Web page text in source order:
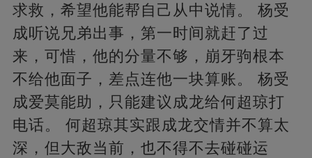
求救，希望他能帮自己从中说情。 杨受
成听说兄弟出事，第一时间就赶了过
来，可惜，他的分量不够，崩牙驹根本
不给他面子，差点连他一块算账。 杨受
成爱莫能助，只能建议成龙给何超琼打
电话。 何超琼其实跟成龙交情并不算太
深，但大敌当前，也不得不去碰碰运